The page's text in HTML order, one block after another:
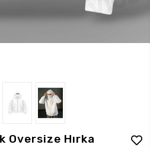
Oversize Hırka